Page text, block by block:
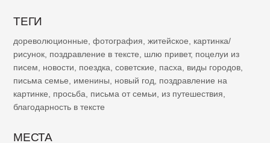
ТЕГИ
дореволюционные фотография житейское
картинка/
рисунок поздравление в тексте шлю привет, поцелуи из
писем
новости поездка советские пасха виды городов
письма семье
именины новый год
поздравление на
картинке
просьба письма от семьи из путешествия
благодарность в тексте
МЕСТА